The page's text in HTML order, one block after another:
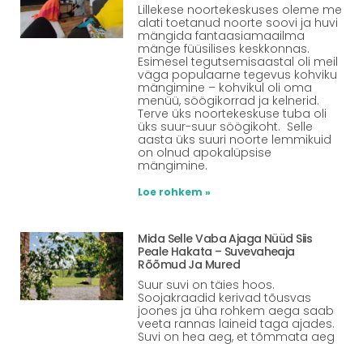
Lillekese noortekeskuses oleme me
alati toetanud noorte soovi ja huvi
mängida fantaasiamaailma
mänge füüsilises keskkonnas.
Esimesel tegutsemisaastal oli meil
väga populaarne tegevus kohviku
mängimine – kohvikul oli oma
menüü, söögikorrad ja kelnerid.
Terve üks noortekeskuse tuba oli
üks suur-suur söögikoht. Selle
aasta üks suuri noorte lemmikuid
on olnud apokalüpsise
mängimine.
Loe rohkem »
Mida Selle Vaba Ajaga Nüüd Siis
Peale Hakata – Suvevaheaja
Rõõmud Ja Mured
Suur suvi on täies hoos.
Soojakraadid kerivad tõusvas
joones ja üha rohkem aega saab
veeta rannas laineid taga ajades.
Suvi on hea aeg, et tõmmata aeg